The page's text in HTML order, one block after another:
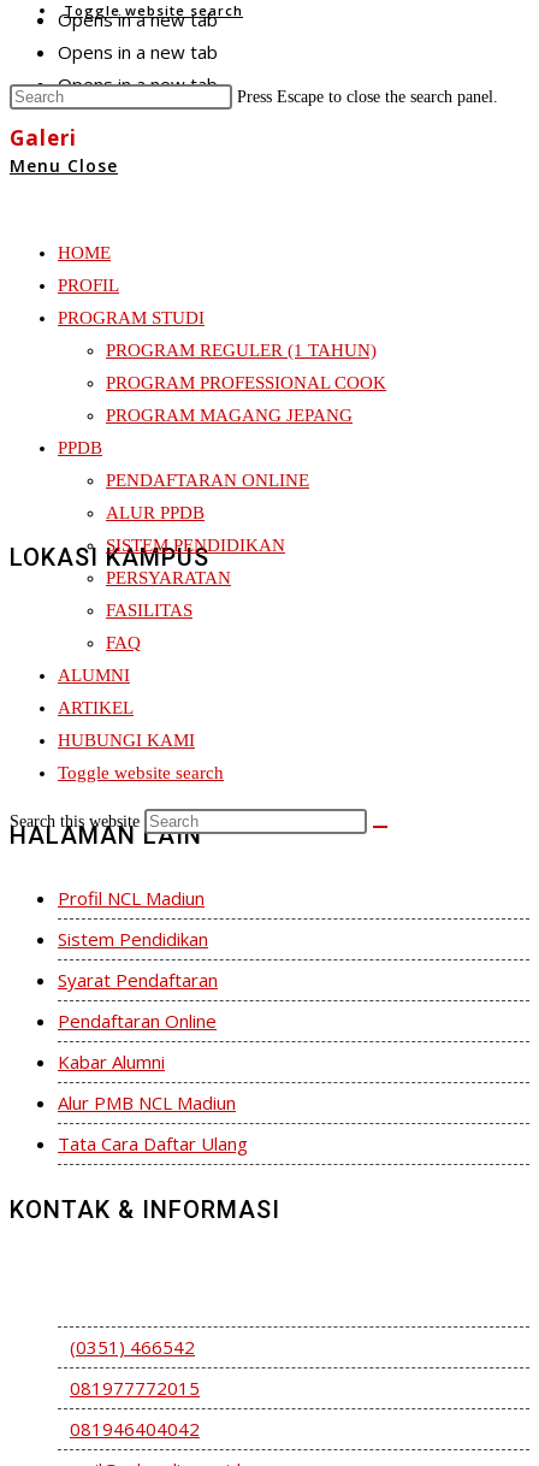
Toggle website search
Press Escape to close the search panel.
Menu Close
HOME
PROFIL
PROGRAM STUDI
PROGRAM REGULER (1 TAHUN)
PROGRAM PROFESSIONAL COOK
PROGRAM MAGANG JEPANG
PPDB
PENDAFTARAN ONLINE
ALUR PPDB
SISTEM PENDIDIKAN
PERSYARATAN
FASILITAS
FAQ
ALUMNI
ARTIKEL
HUBUNGI KAMI
Toggle website search
Search this website
Opens in a new tab
Opens in a new tab
Opens in a new tab
Galeri
LOKASI KAMPUS
HALAMAN LAIN
Profil NCL Madiun
Sistem Pendidikan
Syarat Pendaftaran
Pendaftaran Online
Kabar Alumni
Alur PMB NCL Madiun
Tata Cara Daftar Ulang
KONTAK & INFORMASI
(0351) 466542
081977772015
081946404042